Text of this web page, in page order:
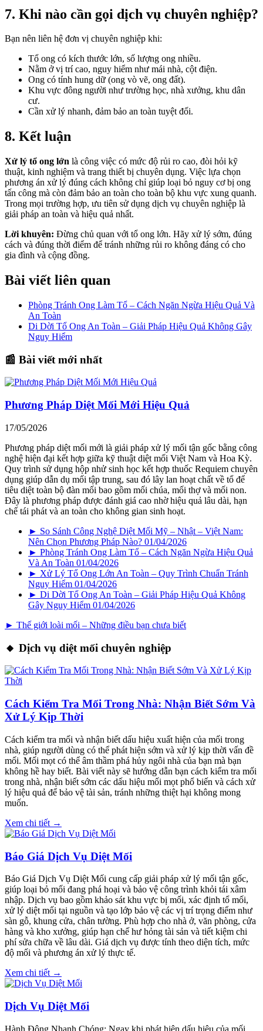
7. Khi nào cần gọi dịch vụ chuyên nghiệp?
Bạn nên liên hệ đơn vị chuyên nghiệp khi:
Tổ ong có kích thước lớn, số lượng ong nhiều.
Nằm ở vị trí cao, nguy hiểm như mái nhà, cột điện.
Ong có tính hung dữ (ong vò vẽ, ong đất).
Khu vực đông người như trường học, nhà xưởng, khu dân
cư.
Cần xử lý nhanh, đảm bảo an toàn tuyệt đối.
8. Kết luận
Xử lý tổ ong lớn là công việc có mức độ rủi ro cao, đòi hỏi kỹ
thuật, kinh nghiệm và trang thiết bị chuyên dụng. Việc lựa chọn
phương án xử lý đúng cách không chỉ giúp loại bỏ nguy cơ bị ong
tấn công mà còn đảm bảo an toàn cho toàn bộ khu vực xung quanh.
Trong mọi trường hợp, ưu tiên sử dụng dịch vụ chuyên nghiệp là
giải pháp an toàn và hiệu quả nhất.
Lời khuyên: Đừng chủ quan với tổ ong lớn. Hãy xử lý sớm, đúng
cách và đúng thời điểm để tránh những rủi ro không đáng có cho
gia đình và cộng đồng.
Bài viết liên quan
Phòng Tránh Ong Làm Tổ – Cách Ngăn Ngừa Hiệu Quả Và
An Toàn
Di Dời Tổ Ong An Toàn – Giải Pháp Hiệu Quả Không Gây
Nguy Hiểm
📰 Bài viết mới nhất
Phương Pháp Diệt Mối Mới Hiệu Quả
17/05/2026
Phương pháp diệt mối mới là giải pháp xử lý mối tận gốc bằng công
nghệ hiện đại kết hợp giữa kỹ thuật diệt mối Việt Nam và Hoa Kỳ.
Quy trình sử dụng hộp nhử sinh học kết hợp thuốc Requiem chuyên
dụng giúp dẫn dụ mối tập trung, sau đó lây lan hoạt chất về tổ để
tiêu diệt toàn bộ đàn mối bao gồm mối chúa, mối thợ và mối non.
Đây là phương pháp được đánh giá cao nhờ hiệu quả lâu dài, hạn
chế tái phát và an toàn cho không gian sinh hoạt.
► So Sánh Công Nghệ Diệt Mối Mỹ – Nhật – Việt Nam:
Nên Chọn Phương Pháp Nào? 01/04/2026
► Phòng Tránh Ong Làm Tổ – Cách Ngăn Ngừa Hiệu Quả
Và An Toàn 01/04/2026
► Xử Lý Tổ Ong Lớn An Toàn – Quy Trình Chuẩn Tránh
Nguy Hiểm 01/04/2026
► Di Dời Tổ Ong An Toàn – Giải Pháp Hiệu Quả Không
Gây Nguy Hiểm 01/04/2026
► Thế giới loài mối – Những điều bạn chưa biết
🔸 Dịch vụ diệt mối chuyên nghiệp
Cách Kiểm Tra Mối Trong Nhà: Nhận Biết Sớm Và
Xử Lý Kịp Thời
Cách kiểm tra mối và nhận biết dấu hiệu xuất hiện của mối trong
nhà, giúp người dùng có thể phát hiện sớm và xử lý kịp thời vấn đề
mối. Mối mọt có thể âm thầm phá hủy ngôi nhà của bạn mà bạn
không hề hay biết. Bài viết này sẽ hướng dẫn bạn cách kiểm tra mối
trong nhà, nhận biết sớm các dấu hiệu mối mọt phổ biến và cách xử
lý hiệu quả để bảo vệ tài sản, tránh những thiệt hại không mong
muốn.
Xem chi tiết →
Báo Giá Dịch Vụ Diệt Mối
Báo Giá Dịch Vụ Diệt Mối cung cấp giải pháp xử lý mối tận gốc,
giúp loại bỏ mối đang phá hoại và bảo vệ công trình khỏi tái xâm
nhập. Dịch vụ bao gồm khảo sát khu vực bị mối, xác định tổ mối,
xử lý diệt mối tại nguồn và tạo lớp bảo vệ các vị trí trọng điểm như
sàn gỗ, khung cửa, chân tường. Phù hợp cho nhà ở, văn phòng, cửa
hàng và kho xưởng, giúp hạn chế hư hỏng tài sản và tiết kiệm chi
phí sửa chữa về lâu dài. Giá dịch vụ được tính theo diện tích, mức
độ mối và phương án xử lý thực tế.
Xem chi tiết →
Dịch Vụ Diệt Mối
Hành Động Nhanh Chóng: Ngay khi phát hiện dấu hiệu của mối